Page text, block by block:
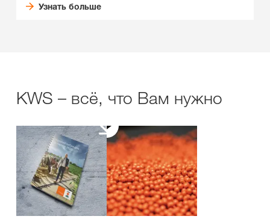
Узнать больше
KWS – всё, что Вам нужно